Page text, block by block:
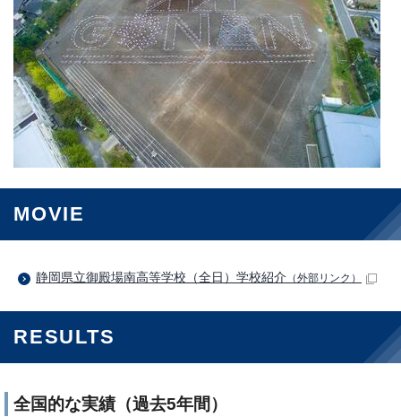
MOVIE
静岡県立御殿場南高等学校（全日）学校紹介 （外部リンク）
RESULTS
全国的な実績（過去5年間）